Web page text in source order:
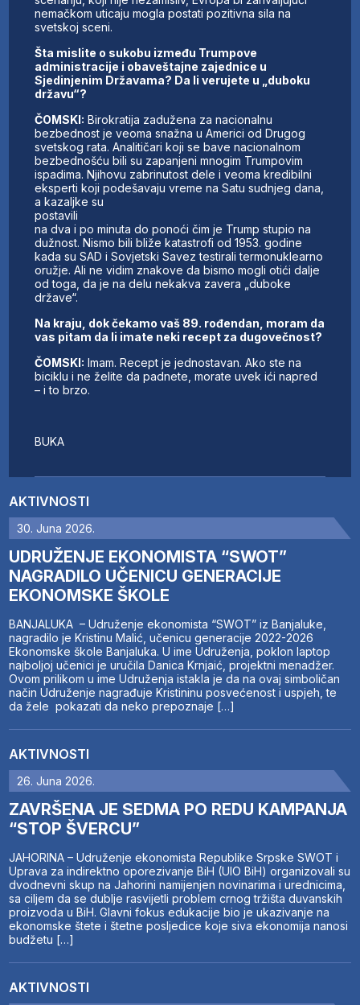
AKTIVNOSTI
30. Juna 2026.
UDRUŽENJE EKONOMISTA “SWOT”
NAGRADILO UČENICU GENERACIJE
EKONOMSKE ŠKOLE
BANJALUKA – Udruženje ekonomista “SWOT” iz Banjaluke,
nagradilo je Kristinu Malić, učenicu generacije 2022-2026
Ekonomske škole Banjaluka. U ime Udruženja, poklon laptop
najboljoj učenici je uručila Danica Krnjaić, projektni menadžer.
Ovom prilikom u ime Udruženja istakla je da na ovaj simboličan
način Udruženje nagrađuje Kristininu posvećenost i uspjeh, te
da žele pokazati da neko prepoznaje […]
AKTIVNOSTI
26. Juna 2026.
ZAVRŠENA JE SEDMA PO REDU KAMPANJA
“STOP ŠVERCU”
JAHORINA – Udruženje ekonomista Republike Srpske SWOT i
Uprava za indirektno oporezivanje BiH (UIO BiH) organizovali su
dvodnevni skup na Jahorini namijenjen novinarima i urednicima,
sa ciljem da se dublje rasvijetli problem crnog tržišta duvanskih
proizvoda u BiH. Glavni fokus edukacije bio je ukazivanje na
ekonomske štete i štetne posljedice koje siva ekonomija nanosi
budžetu […]
AKTIVNOSTI
nemačkom uticaju mogla postati pozitivna sila na
svetskoj sceni.
Šta mislite o sukobu između Trumpove
administracije i obaveštajne zajednice u
Sjedinjenim Državama? Da li verujete u „duboku
državu“?
ČOMSKI: Birokratija zadužena za nacionalnu
bezbednost je veoma snažna u Americi od Drugog
svetskog rata. Analitičari koji se bave nacionalnom
bezbednošću bili su zapanjeni mnogim Trumpovim
ispadima. Njihovu zabrinutost dele i veoma kredibilni
eksperti koji podešavaju vreme na Satu sudnjeg dana,
a kazaljke su
postavili
na dva i po minuta do ponoći čim je Trump stupio na
dužnost. Nismo bili bliže katastrofi od 1953. godine
kada su SAD i Sovjetski Savez testirali termonuklearno
oružje. Ali ne vidim znakove da bismo mogli otići dalje
od toga, da je na delu nekakva zavera „duboke
države“.
Na kraju, dok čekamo vaš 89. rođendan, moram da
vas pitam da li imate neki recept za dugovečnost?
ČOMSKI: Imam. Recept je jednostavan. Ako ste na
biciklu i ne želite da padnete, morate uvek ići napred
– i to brzo.
BUKA